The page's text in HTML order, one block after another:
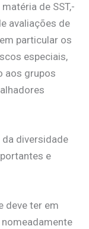
de SST,­
avaliações de
particular os
especiais,
aos grupos
diversidade
e
deve ter em